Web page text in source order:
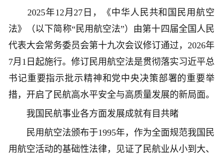
2025年12月27日，《中华人民共和国民用航空
法》（以下简称“民用航空法”）由第十四届全国人民
代表大会常务委员会第十九次会议修订通过，2026年
7月1日起施行。修订民用航空法是贯彻落实习近平总
书记重要指示批示精神和党中央决策部署的重要举
措，开启了民航高水平安全与高质量发展的新局面。
我国民航事业各方面发展成就有目共睹
民用航空法颁布于1995年，作为全面规范我国民
用航空活动的基础性法律，见证了民航业从小到大、